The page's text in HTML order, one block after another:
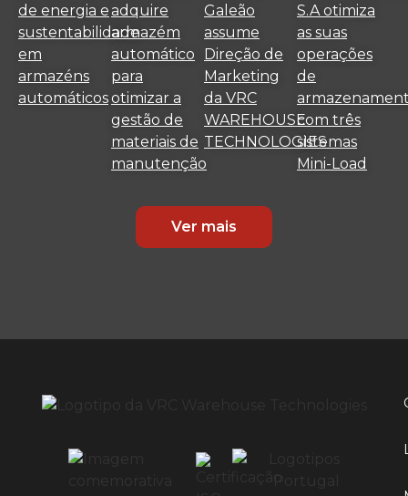
de energia e
sustentabilidade
em
armazéns
automáticos
adquire
armazém
automático
para
otimizar a
gestão de
materiais de
manutenção
Galeão
assume
Direção de
Marketing
da VRC
WAREHOUSE
TECHNOLOGIES
S.A otimiza
as suas
operações
de
com três
sistemas
Mini-Load
Ver mais